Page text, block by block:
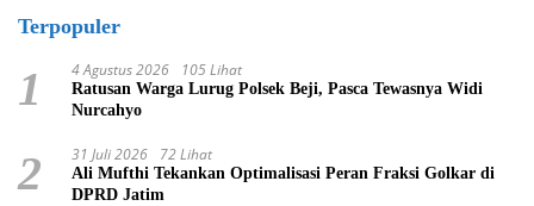
Terpopuler
1 4 Agustus 2026 105 Lihat
Ratusan Warga Lurug Polsek Beji, Pasca Tewasnya Widi
Nurcahyo
2 31 Juli 2026 72 Lihat
Ali Mufthi Tekankan Optimalisasi Peran Fraksi Golkar di
DPRD Jatim